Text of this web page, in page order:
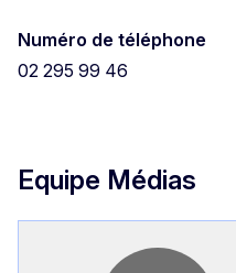
Numéro de téléphone
02 295 99 46
Equipe Médias